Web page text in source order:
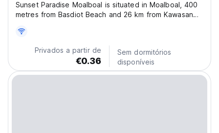
Sunset Paradise Moalboal is situated in Moalboal, 400
metres from Basdiot Beach and 26 km from Kawasan
conditioned rooms with free WiFi. The property is
allergy-free and is located 200 metres from
Panagsama...
Privados a partir de
€0.36
Sem dormitórios
disponíveis